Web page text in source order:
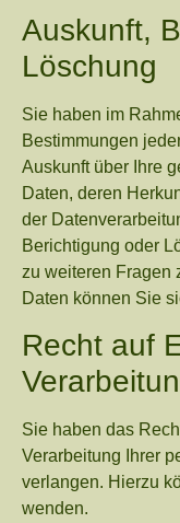
Auskunft,
Löschung
Sie haben im
Bestimmungen
Auskunft über Ihre
Daten, deren
der
Berichtigung oder
zu weiteren Fragen
Daten können Sie
Recht auf
Sie haben das
Verarbeitung Ihrer
verlangen. Hierzu
wenden.